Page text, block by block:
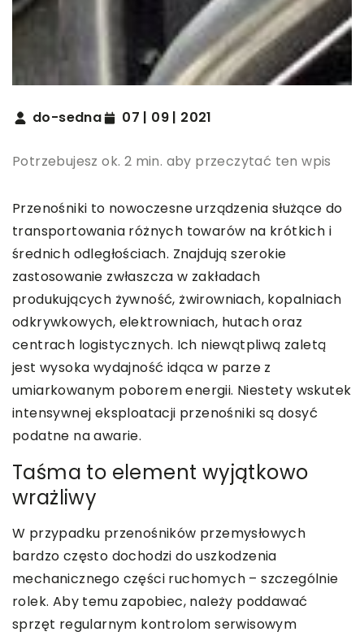
do-sedna 07 | 09 | 2021
Potrzebujesz ok. 2 min. aby przeczytać ten wpis
Przenośniki to nowoczesne urządzenia służące do
transportowania różnych towarów na krótkich i
średnich odległościach. Znajdują szerokie
zastosowanie zwłaszcza w zakładach
produkujących żywność, żwirowniach, kopalniach
odkrywkowych, elektrowniach, hutach oraz
centrach logistycznych. Ich niewątpliwą zaletą
jest wysoka wydajność idąca w parze z
umiarkowanym poborem energii. Niestety wskutek
intensywnej eksploatacji przenośniki są dosyć
podatne na awarie.
Taśma to element wyjątkowo
wrażliwy
W przypadku przenośników przemysłowych
bardzo często dochodzi do uszkodzenia
mechanicznego części ruchomych – szczególnie
rolek. Aby temu zapobiec, należy poddawać
sprzęt regularnym kontrolom serwisowym